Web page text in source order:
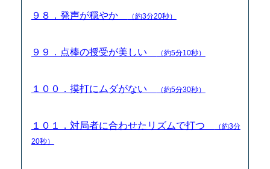
９８．発声が穏やか （約3分20秒）
９９．点棒の授受が美しい （約5分10秒）
１００．摸打にムダがない （約5分30秒）
１０１．対局者に合わせたリズムで打つ
（約3分
20秒）